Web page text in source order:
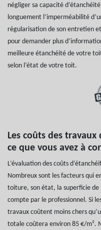
négliger sa capacité
longuement l’imperméabilité
régularisation de son entretien
pour demander plus
meilleure étanchéité de votre
selon l’état de votre toit.
Les coûts des
ce que vous avez à
L’évaluation des coûts
Nombreux sont les facteurs qui
toiture, son état, la superficie de
compte par le professionnel. Si
travaux coûtent moins chers
totale coûtera environ 85 €/m².